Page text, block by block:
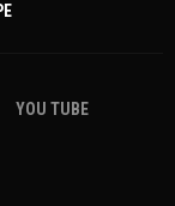
YOU TUBE